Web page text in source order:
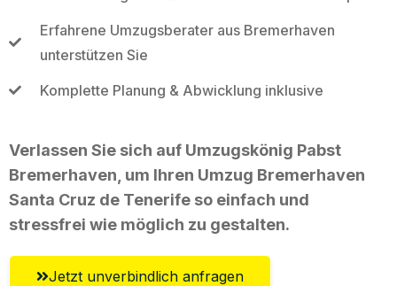
Erfahrene Umzugsberater aus Bremerhaven
unterstützen Sie
Komplette Planung & Abwicklung inklusive
Verlassen Sie sich auf Umzugskönig Pabst
Bremerhaven, um Ihren Umzug Bremerhaven
Santa Cruz de Tenerife so einfach und
stressfrei wie möglich zu gestalten.
Jetzt unverbindlich anfragen